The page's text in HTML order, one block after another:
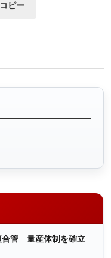
ピー
合管 量産体制を確立